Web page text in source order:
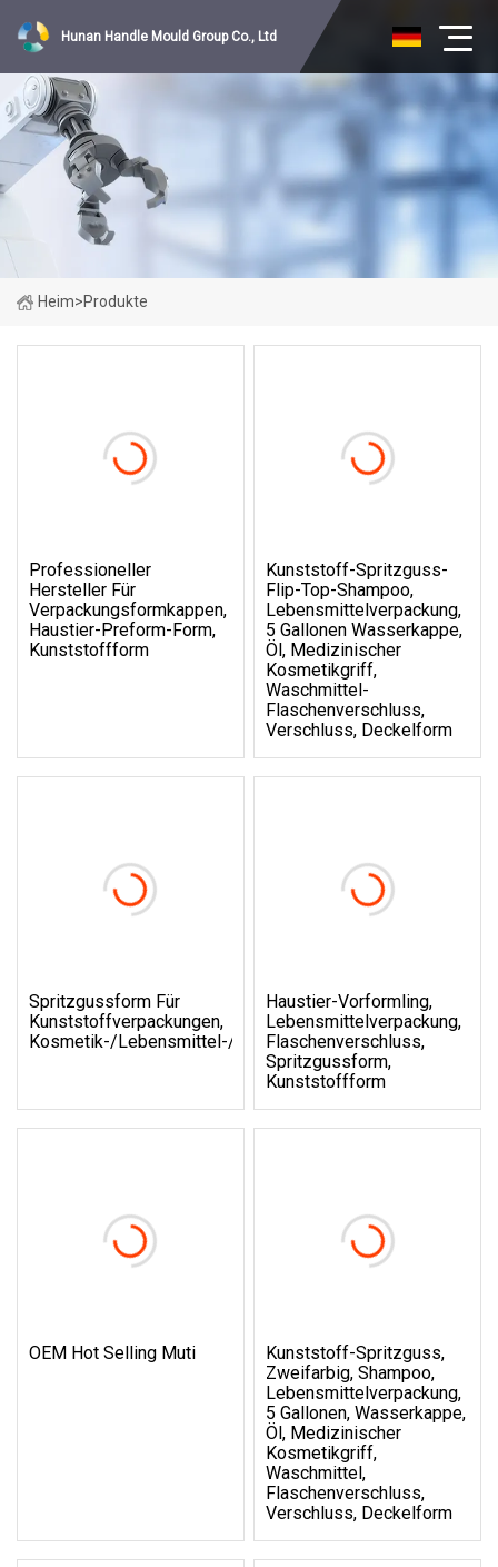
Hunan Handle Mould Group Co., Ltd
Heim>Produkte
Professioneller
Hersteller Für
Verpackungsformkappen,
Haustier-Preform-Form,
Kunststoffform
Kunststoff-Spritzguss-
Flip-Top-Shampoo,
Lebensmittelverpackung,
5 Gallonen Wasserkappe,
Öl, Medizinischer
Kosmetikgriff,
Waschmittel-
Flaschenverschluss,
Verschluss, Deckelform
Spritzgussform Für
Kunststoffverpackungen,
Kosmetik-/Lebensmittel-/Getränkeverpackungskappen/
Haustier-Vorformling,
Lebensmittelverpackung,
Flaschenverschluss,
Spritzgussform,
Kunststoffform
OEM Hot Selling Muti
Kunststoff-Spritzguss,
Zweifarbig, Shampoo,
Lebensmittelverpackung,
5 Gallonen, Wasserkappe,
Öl, Medizinischer
Kosmetikgriff,
Waschmittel,
Flaschenverschluss,
Verschluss, Deckelform